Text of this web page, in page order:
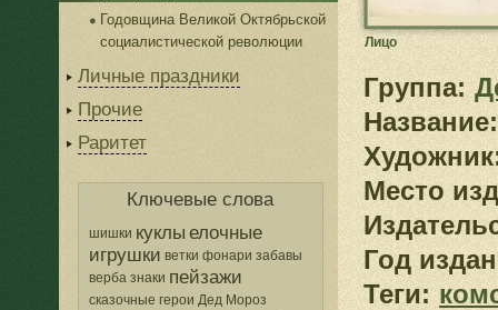
Годовщина Великой Октябрьской
социалистической революции
Личные праздники
Прочие
Раритет
Ключевые слова
шишки куклы елочные
игрушки ветки фонари забавы
верба знаки пейзажи
сказочные герои Дед Мороз
Лицо
Группа:
Название:
Место
Год
Теги: